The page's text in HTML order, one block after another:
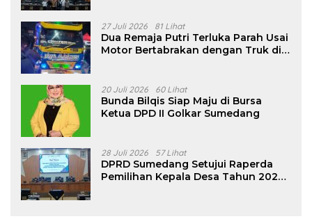
27 Juli 2026 81 Lihat
Dua Remaja Putri Terluka Parah Usai
Motor Bertabrakan dengan Truk di
20 Juli 2026 60 Lihat
Bunda Bilqis Siap Maju di Bursa
Ketua DPD II Golkar Sumedang
28 Juli 2026 57 Lihat
DPRD Sumedang Setujui Raperda
Pemilihan Kepala Desa Tahun 2026